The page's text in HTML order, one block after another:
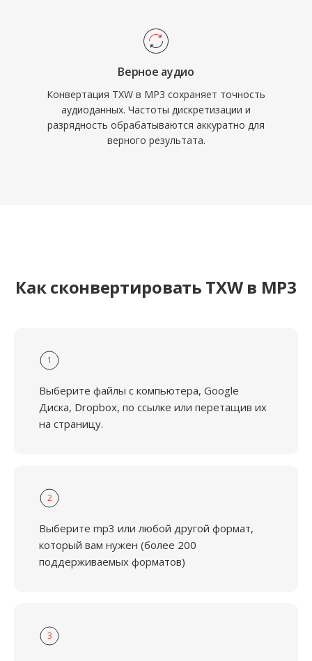
Верное аудио
Конвертация TXW в MP3 сохраняет точность
аудиоданных. Частоты дискретизации и
разрядность обрабатываются аккуратно для
верного результата.
Как сконвертировать TXW в MP3
1
Выберите файлы с компьютера, Google
Диска, Dropbox, по ссылке или перетащив их
на страницу.
2
Выберите mp3 или любой другой формат,
который вам нужен (более 200
поддерживаемых форматов)
3